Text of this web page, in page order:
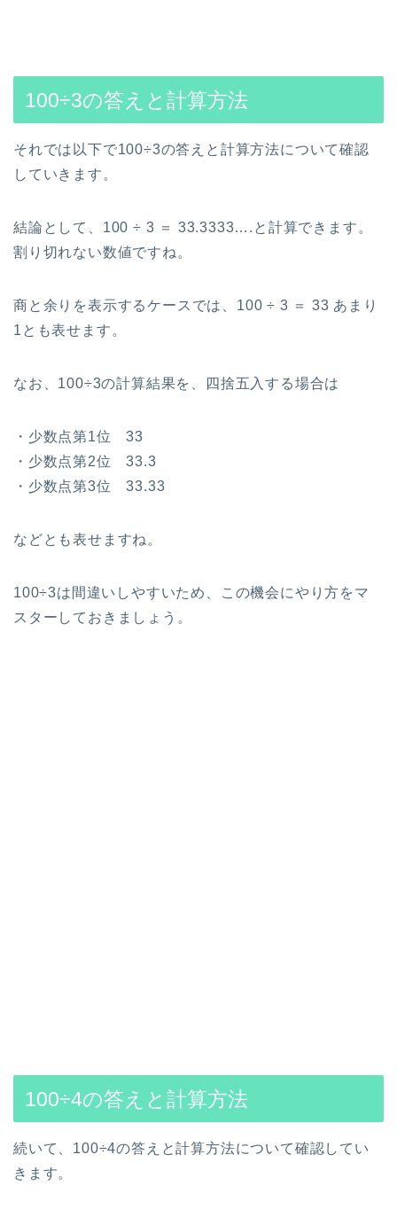
100÷3の答えと計算方法
それでは以下で100÷3の答えと計算方法について確認
していきます。
結論として、100 ÷ 3 ＝ 33.3333….と計算できます。
割り切れない数値ですね。
商と余りを表示するケースでは、100 ÷ 3 ＝ 33 あまり
1とも表せます。
なお、100÷3の計算結果を、四捨五入する場合は
・少数点第1位 33
・少数点第2位 33.3
・少数点第3位 33.33
などとも表せますね。
100÷3は間違いしやすいため、この機会にやり方をマ
スターしておきましょう。
100÷4の答えと計算方法
続いて、100÷4の答えと計算方法について確認してい
きます。